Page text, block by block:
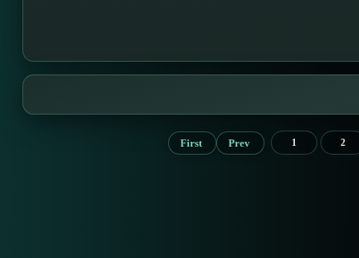
First Prev 1 2